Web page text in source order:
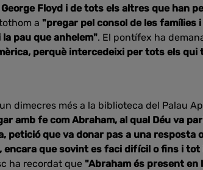
Floyd i de tots els altres que han
a "pregar pel consol de les famílies
pau que anhelem". El pontífex ha
perquè intercedeixi per tots els qui
dimecres més a la biblioteca del Palau
amb fe com Abraham, al qual Déu va
petició que va donar pas a una resposta
encara que sovint es faci difícil o fins i
ha recordat que "Abraham és present